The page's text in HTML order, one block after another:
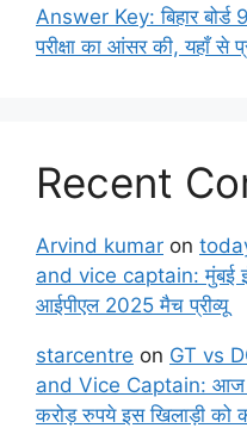
Answer Key: बिहार बोर्ड
परीक्षा का आंसर की, यहाँ से
Recent
Arvind kumar on
and vice captain: मुंबई
आईपीएल 2025 मैच प्रीव्यू
starcentre on GT vs
and Vice Captain: आज
करोड़ रुपये इस खिलाड़ी को